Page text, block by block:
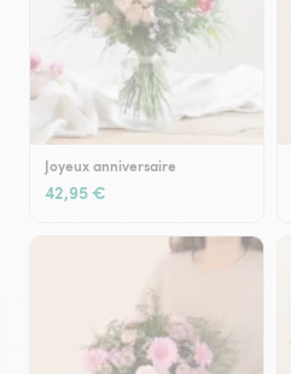
Joyeux anniversaire
42,95 €